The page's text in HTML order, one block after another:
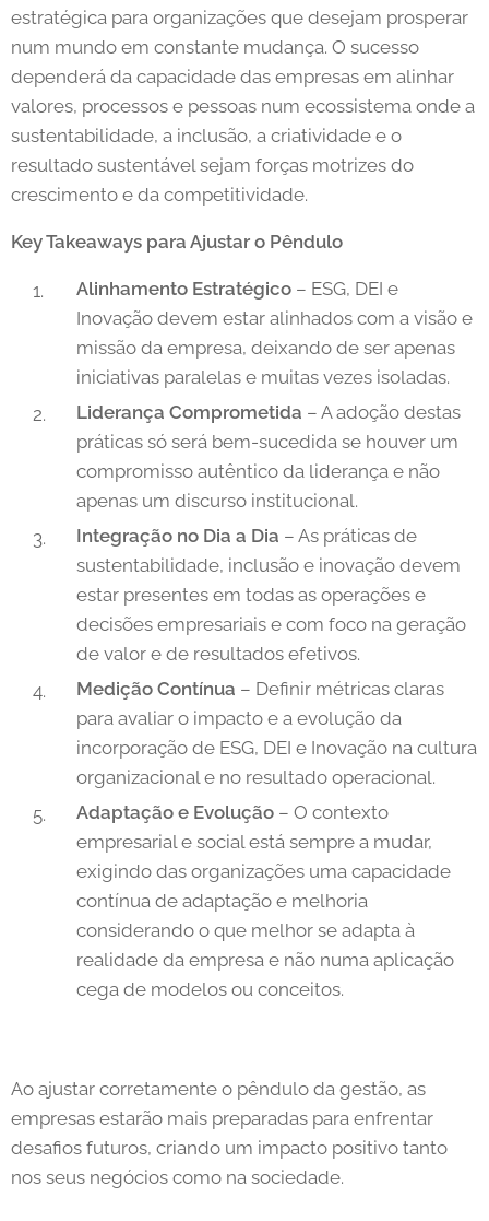
estratégica para organizações que desejam prosperar
num mundo em constante mudança. O sucesso
dependerá da capacidade das empresas em alinhar
valores, processos e pessoas num ecossistema onde a
sustentabilidade, a inclusão, a criatividade e o
resultado sustentável sejam forças motrizes do
crescimento e da competitividade.
Key Takeaways para Ajustar o Pêndulo
Alinhamento Estratégico – ESG, DEI e
Inovação devem estar alinhados com a visão e
missão da empresa, deixando de ser apenas
iniciativas paralelas e muitas vezes isoladas.
Liderança Comprometida – A adoção destas
práticas só será bem-sucedida se houver um
compromisso autêntico da liderança e não
apenas um discurso institucional.
Integração no Dia a Dia – As práticas de
sustentabilidade, inclusão e inovação devem
estar presentes em todas as operações e
decisões empresariais e com foco na geração
de valor e de resultados efetivos.
Medição Contínua – Definir métricas claras
para avaliar o impacto e a evolução da
incorporação de ESG, DEI e Inovação na cultura
organizacional e no resultado operacional.
Adaptação e Evolução – O contexto
empresarial e social está sempre a mudar,
exigindo das organizações uma capacidade
contínua de adaptação e melhoria
considerando o que melhor se adapta à
realidade da empresa e não numa aplicação
cega de modelos ou conceitos.
Ao ajustar corretamente o pêndulo da gestão, as
empresas estarão mais preparadas para enfrentar
desafios futuros, criando um impacto positivo tanto
nos seus negócios como na sociedade.